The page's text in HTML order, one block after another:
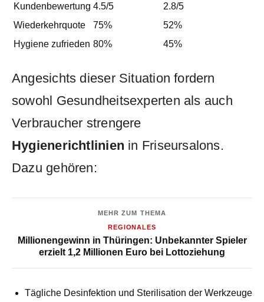
Kundenbewertung 4.5/5
2.8/5
Wiederkehrquote
75%
52%
Hygiene ‌zufrieden 80% 45%
Angesichts ​dieser Situation‌ fordern
sowohl Gesundheitsexperten als ⁣auch
Verbraucher strengere
Hygienerichtlinien in Friseursalons.‌
Dazu‍ gehören:
MEHR ZUM THEMA
REGIONALES
Millionengewinn in Thüringen: Unbekannter Spieler
erzielt 1,2 Millionen Euro bei Lottoziehung
Tägliche Desinfektion und ‍Sterilisation der Werkzeuge